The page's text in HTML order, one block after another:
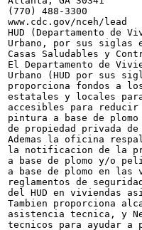
(770) 488-3300
www.cdc.gov/nceh/lead
HUD (Departamento de
Urbano, por sus siglas
Casas Saludables y
El Departamento de
Urbano (HUD por sus
proporciona fondos a
estatales y locales
accesibles para
pintura a base de
de propiedad privada
Ademas la oficina
la notificacion de la
a base de plomo y/o
a base de plomo en
reglamentos de
del HUD en viviendas
Tambien proporciona
asistencia tecnica, y
tecnicos para ayudar a